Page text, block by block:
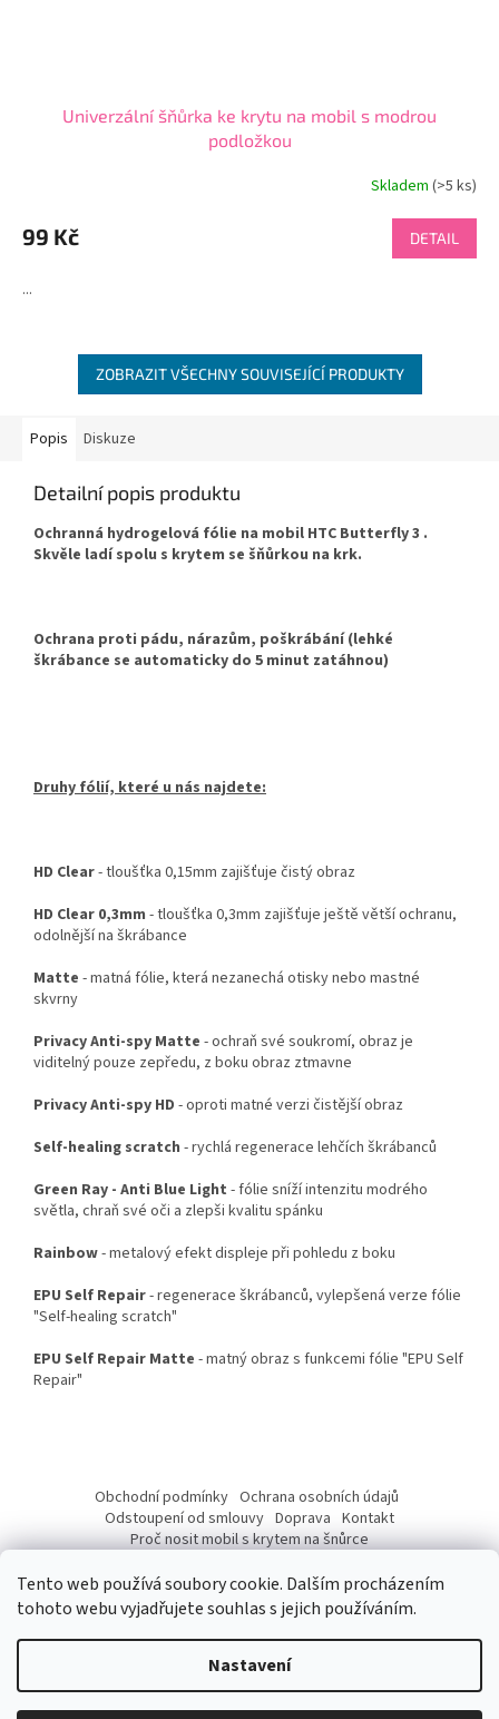
Tento web používá soubory cookie. Dalším procházením
tohoto webu vyjadřujete souhlas s jejich používáním.
Nastavení
Vážení Zákazníci, od 10. 07 do 17. 07. 2026 budeme mít provozní
Univerzální šňůrka ke krytu na mobil s modrou
podložkou
produktu
je
z
Skladem(>5 ks)
99 Kč DETAIL
...
ZOBRAZIT VŠECHNY SOUVISEJÍCÍ PRODUKTY
Popis Diskuze
Detailní popis produktu
Ochranná hydrogelová fólie na mobil HTC Butterfly 3 .
Skvěle ladí spolu s krytem se šňůrkou na krk.
Ochrana proti pádu, nárazům, poškrábání (lehké
škrábance se automaticky do 5 minut zatáhnou)
Druhy fólií, které u nás najdete:
HD Clear- tloušťka 0,15mm zajišťuje čistý obraz
HD Clear 0,3mm - tloušťka 0,3mm zajišťuje ještě větší ochranu,
odolnější na škrábance
Matte - matná fólie, která nezanechá otisky nebo mastné
skvrny
Privacy Anti-spy Matte - ochraň své soukromí, obraz je
viditelný pouze zepředu, z boku obraz ztmavne
Privacy Anti-spy HD - oproti matné verzi čistější obraz
Self-healing scratch - rychlá regenerace lehčích škrábanců
Green Ray - Anti Blue Light - fólie sníží intenzitu modrého
světla, chraň své oči a zlepši kvalitu spánku
Rainbow- metalový efekt displeje při pohledu z boku
EPU Self Repair- regenerace škrábanců, vylepšená verze fólie
"Self-healing scratch"
EPU Self Repair Matte - matný obraz s funkcemi fólie "EPU Self
Repair"
a
Obchodní podmínky Ochrana osobních údajů
Odstoupení od smlouvy Doprava Kontakt
Proč nosit mobil s krytem na šnůrce
Vytvořil Shoptet